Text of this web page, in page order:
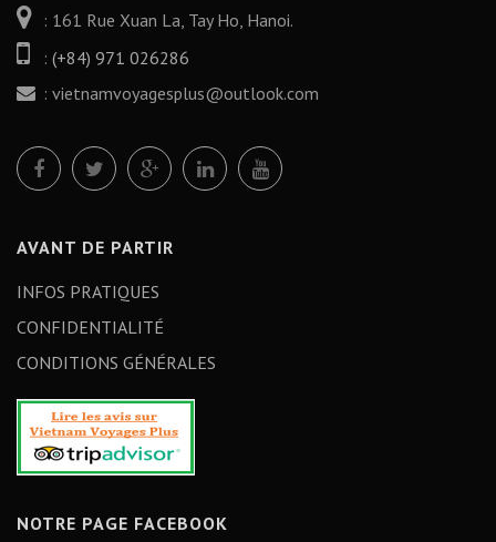
: 161 Rue Xuan La, Tay Ho, Hanoi.
: (+84) 971 026286
: vietnamvoyagesplus@outlook.com
AVANT DE PARTIR
INFOS PRATIQUES
CONFIDENTIALITÉ
CONDITIONS GÉNÉRALES
NOTRE PAGE FACEBOOK